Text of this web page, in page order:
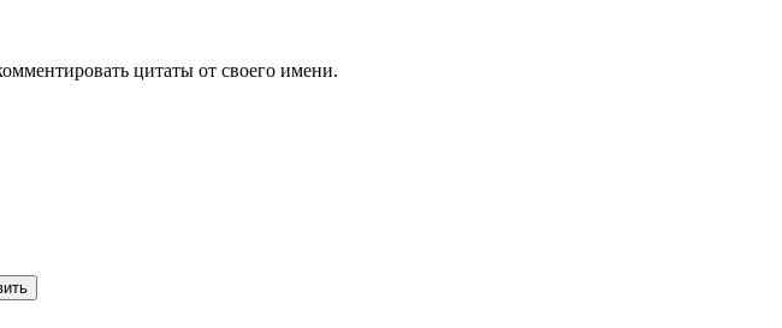
цитаты от своего имени.